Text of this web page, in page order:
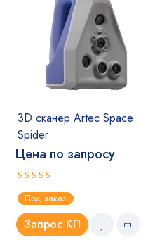
3D сканер Artec Space
Spider
Цена по запросу
Оценка
5.00из 5
Под заказ
Запрос КП